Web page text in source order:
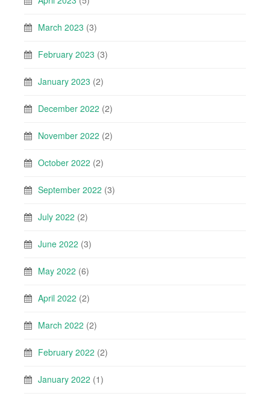
March 2023 (3)
February 2023 (3)
January 2023 (2)
December 2022 (2)
November 2022 (2)
October 2022 (2)
September 2022 (3)
July 2022 (2)
June 2022 (3)
May 2022 (6)
April 2022 (2)
March 2022 (2)
February 2022 (2)
January 2022 (1)